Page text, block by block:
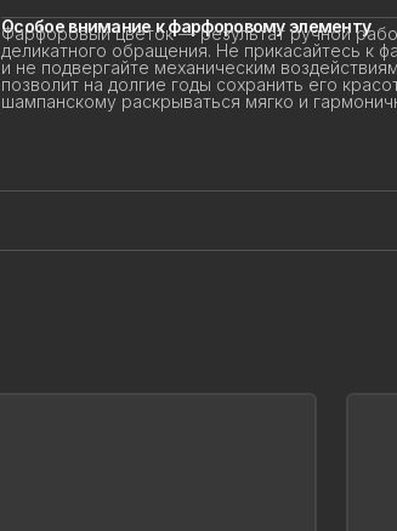
Особое внимание к фарфоровому элементу
Фарфоровый цветок — результат ручной
деликатного обращения. Не прикасайтесь к
и не подвергайте механическим
позволит на долгие годы сохранить его
шампанскому раскрываться мягко и